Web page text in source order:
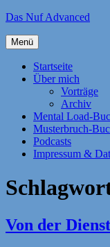
Zum
springen
Das Nuf Advanced
Menü
Startseite
Über mich
Vorträge
Archiv
Mental Load-
Musterbruch-
Podcasts
Impressum &
Von der